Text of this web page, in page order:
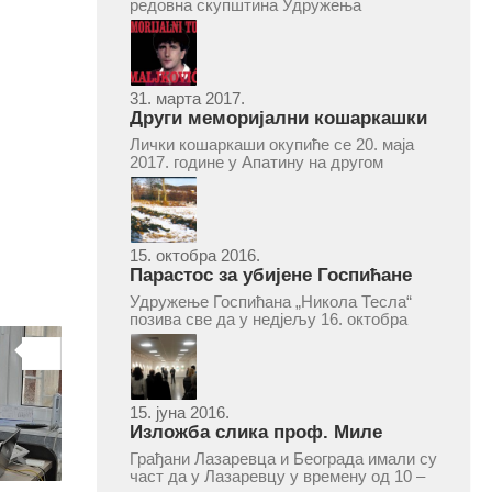
редовна скупштина Удружења
Госпићана „Никола Тесла“ Београд.
Скупштина ће се одржати у простору
ресторана „Тесла“, Савски трг бр. 9
Београд, у 11 часова. За Скупштину је
предложен...
31. марта 2017.
Други меморијални кошаркашки
турнир „Милан Маљковић
Маљак“ у Апатину 20. маја 2017.
Лички кошаркаши окупиће се 20. маја
2017. године у Апатину на другом
меморијалном кошаркашком турниру
„Милан Маљковић Маљак“. Као и
прошле године, учествоваће екипе
Госпића, Личког Осика, Плашког, као и
комбинована екипа кошаркаша из...
15. октобра 2016.
Парастос за убијене Госпићане
Удружење Госпићана „Никола Тесла“
позива све да у недјељу 16. октобра
2016, с почетком у 10.30 часова дођу
у цркву Светог оца Николаја у Борчи
(Улица Вука Караџића 1), гдје ће бити
служен парастос за...
15. јуна 2016.
Изложба слика проф. Миле
Рајшића у Лазаревцу
Грађани Лазаревца и Београда имали су
част да у Лазаревцу у времену од 10 –